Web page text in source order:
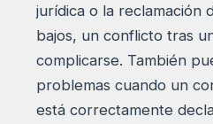
jurídica o la reclamación
bajos, un conflicto tras
complicarse. También
problemas cuando un
está correctamente